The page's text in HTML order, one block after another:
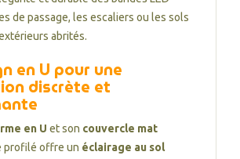
de passage, les escaliers ou les sols
abrités.
en U pour une
discrète et
en U et son couvercle mat
profilé offre un éclairage au sol